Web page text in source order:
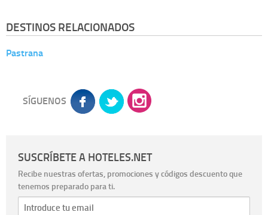
DESTINOS RELACIONADOS
Pastrana
SÍGUENOS
SUSCRÍBETE A HOTELES.NET
Recibe nuestras ofertas, promociones y códigos descuento que
tenemos preparado para ti.